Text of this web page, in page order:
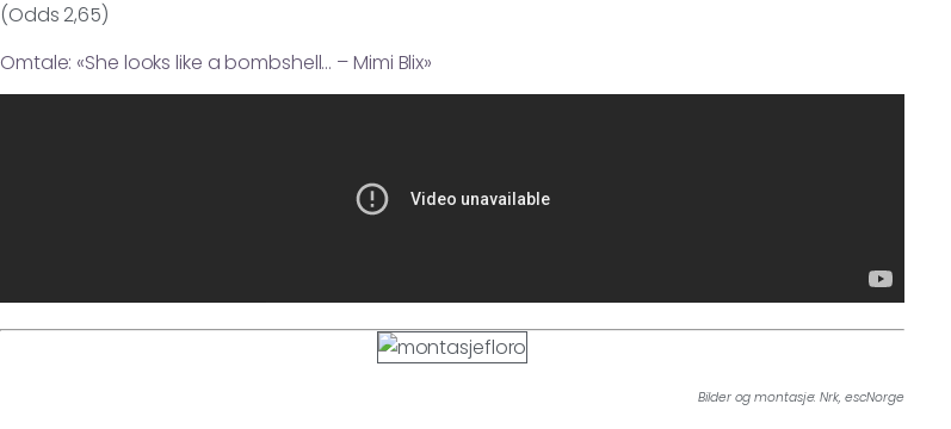
(Odds 2,65)
Omtale: «She looks like a bombshell… – Mimi Blix»
Bilder og montasje: Nrk, escNorge